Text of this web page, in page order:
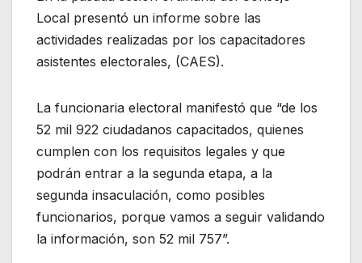
Local presentó un informe sobre las
actividades realizadas por los capacitadores
asistentes electorales, (CAES).
La funcionaria electoral manifestó que “de los
52 mil 922 ciudadanos capacitados, quienes
cumplen con los requisitos legales y que
podrán entrar a la segunda etapa, a la
segunda insaculación, como posibles
funcionarios, porque vamos a seguir validando
la información, son 52 mil 757”.